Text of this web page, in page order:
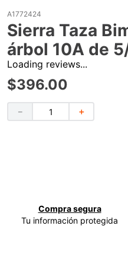
A1772424
Sierra Taza
árbol 10A de
Loading reviews...
$396.00
＋
－
Compra segura
Tu información protegida
5.
6.